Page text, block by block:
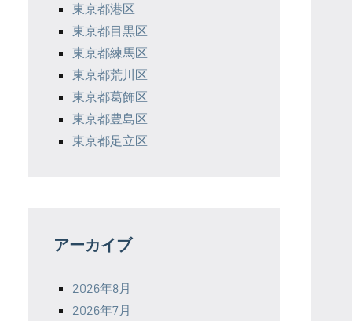
東京都港区
東京都目黒区
東京都練馬区
東京都荒川区
東京都葛飾区
東京都豊島区
東京都足立区
アーカイブ
2026年8月
2026年7月